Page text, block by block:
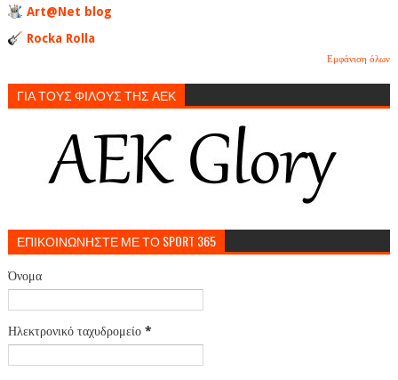
Art@Net blog
Rocka Rolla
Εμφάνιση όλων
ΓΙΑ ΤΟΥΣ ΦΙΛΟΥΣ ΤΗΣ ΑΕΚ
ΕΠΙΚΟΙΝΩΝΗΣΤΕ ΜΕ ΤΟ SPORT 365
Όνομα
Ηλεκτρονικό ταχυδρομείο *